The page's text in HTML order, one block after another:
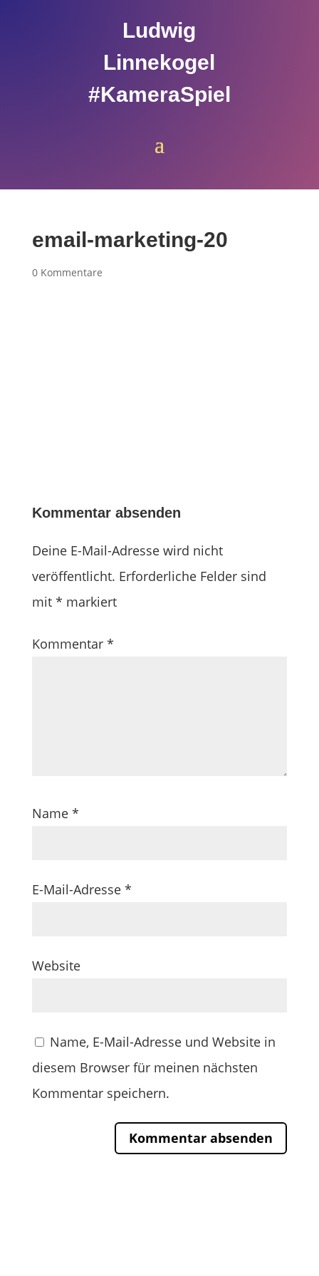
Ludwig
Linnekogel
#KameraSpiel
email-marketing-20
0 Kommentare
Kommentar absenden
Deine E-Mail-Adresse wird nicht
veröffentlicht. Erforderliche Felder sind
mit * markiert
Kommentar *
Name *
E-Mail-Adresse *
Website
Name, E-Mail-Adresse und Website in
diesem Browser für meinen nächsten
Kommentar speichern.